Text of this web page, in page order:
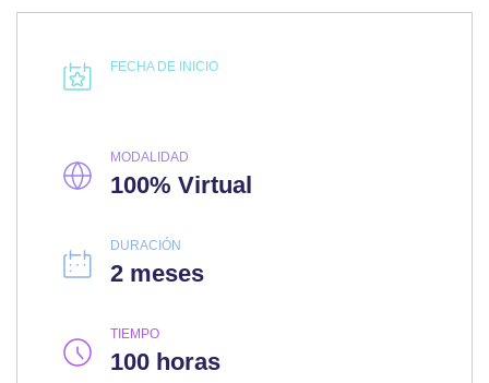
FECHA DE INICIO
MODALIDAD
100% Virtual
DURACIÓN
2 meses
TIEMPO
100 horas